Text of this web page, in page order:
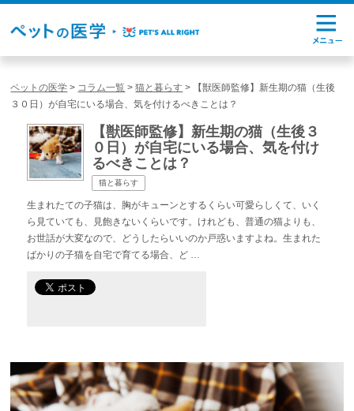
ペットの医学 > コラム一覧 >猫と暮らす >
【獣医師監修】新生期の猫（生後
３０日）が自宅にいる場合、気を付けるべきことは？
【獣医師監修】新生期の猫（生後３
０日）が自宅にいる場合、気を付け
るべきことは？
猫と暮らす
生まれたての子猫は、胸がキューンとするくらい可愛らしくて、いく
ら見ていても、見飽きないくらいです。けれども、普通の猫よりも、
お世話が大変なので、どうしたらいいのか戸惑いますよね。生まれた
ばかりの子猫を自宅で育てる場合、ど …